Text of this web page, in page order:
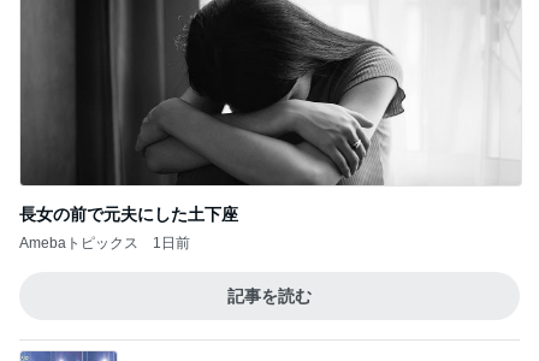
長女の前で元夫にした土下座
Amebaトピックス 1日前
記事を読む